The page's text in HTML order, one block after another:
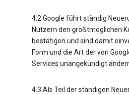
4.2 Google führt ständig
Nutzern den größtmöglichen
bestätigen und sind damit
Form und die Art der von
Services unangekündigt
4.3 Als Teil der ständigen